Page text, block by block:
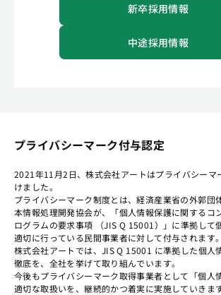
新卒採用情報
中途採用情報
プライバシーマーク付与認定
2021年11月2日、株式会社アートはプライバシーマ
けました。
プライバシーマーク制度とは、経済産業省の外郭団
本情報処理開発協会が、「個人情報保護に関するコ
ログラムの要求事項 （JIS Q 15001）」に準拠して
適切に行っている民間事業者に対して付与されます。
株式会社アートでは、JIS Q 15001 に準拠した個人
徹底を、全社を挙げて取り組んでいます。
今後もプライバシーマーク取得事業者として「個人
適切な取扱いを、継続的かつ着実に実施していきます